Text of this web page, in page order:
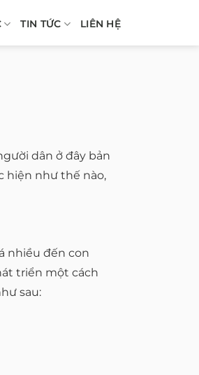
TIN TỨC LIÊN HỆ
dân ở đây bản
hiện như thế nào,
nhiều đến con
triển một cách
sau: